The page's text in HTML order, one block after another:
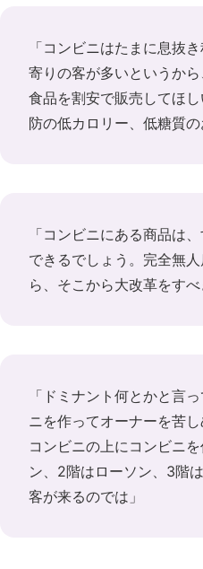
「コンビニはたまに息抜
寄りの客が多いというか
食品を割安で販売してほ
防の低カロリー、低糖質
「コンビニにある商品は
できるでしょう。完全無
ら、そこから大改革をすべ
「ドミナント何とかと言
ニを作ってオーナーを苦
コンビニの上にコンビニ
ン、2階はローソン、3階
客が来るのでは」